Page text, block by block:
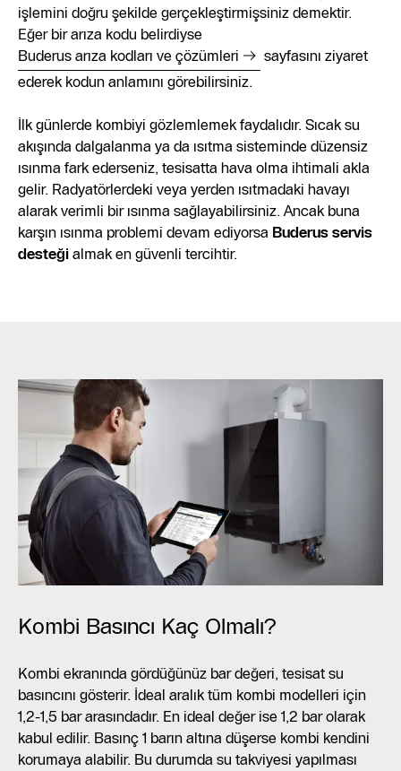
işlemini doğru şekilde gerçekleştirmişsiniz demektir.
Eğer bir arıza kodu belirdiyse
Buderus arıza kodları ve çözümleri
sayfasını ziyaret
ederek kodun anlamını görebilirsiniz.
İlk günlerde kombiyi gözlemlemek faydalıdır. Sıcak su
akışında dalgalanma ya da ısıtma sisteminde düzensiz
ısınma fark ederseniz, tesisatta hava olma ihtimali akla
gelir. Radyatörlerdeki veya yerden ısıtmadaki havayı
alarak verimli bir ısınma sağlayabilirsiniz. Ancak buna
karşın ısınma problemi devam ediyorsa Buderus servis
desteği almak en güvenli tercihtir.
Kombi Basıncı Kaç Olmalı?
Kombi ekranında gördüğünüz bar değeri, tesisat su
basıncını gösterir. İdeal aralık tüm kombi modelleri için
1,2-1,5 bar arasındadır. En ideal değer ise 1,2 bar olarak
kabul edilir. Basınç 1 barın altına düşerse kombi kendini
korumaya alabilir. Bu durumda su takviyesi yapılması